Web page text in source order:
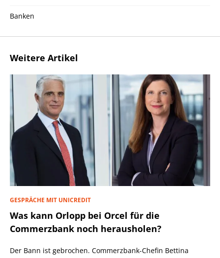
Banken
Weitere Artikel
GESPRÄCHE MIT UNICREDIT
Was kann Orlopp bei Orcel für die
Commerzbank noch herausholen?
Der Bann ist gebrochen. Commerzbank-Chefin Bettina